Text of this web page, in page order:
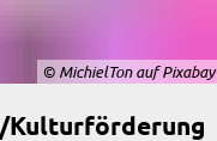
© MichielTon auf Pixabay
Kulturförderung